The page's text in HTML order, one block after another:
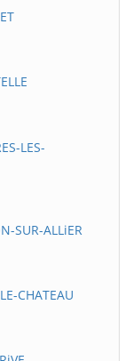
LES-
SUR-ALLiER
CHATEAU